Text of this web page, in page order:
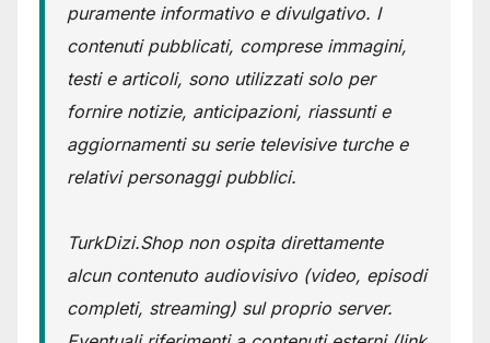
puramente informativo e divulgativo. I
contenuti pubblicati, comprese immagini,
testi e articoli, sono utilizzati solo per
fornire notizie, anticipazioni, riassunti e
aggiornamenti su serie televisive turche e
relativi personaggi pubblici.
TurkDizi.Shop non ospita direttamente
alcun contenuto audiovisivo (video, episodi
completi, streaming) sul proprio server.